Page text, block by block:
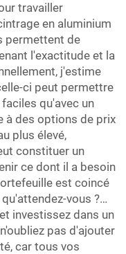
travailler
en aluminium
permettent de
l'exactitude et la
j'estime
ci peut permettre
qu'avec un
à des options de prix
plus élevé,
constituer un
ce dont il a besoin
est coincé
vous ?…
investissez dans un
pas d'ajouter
car tous vos